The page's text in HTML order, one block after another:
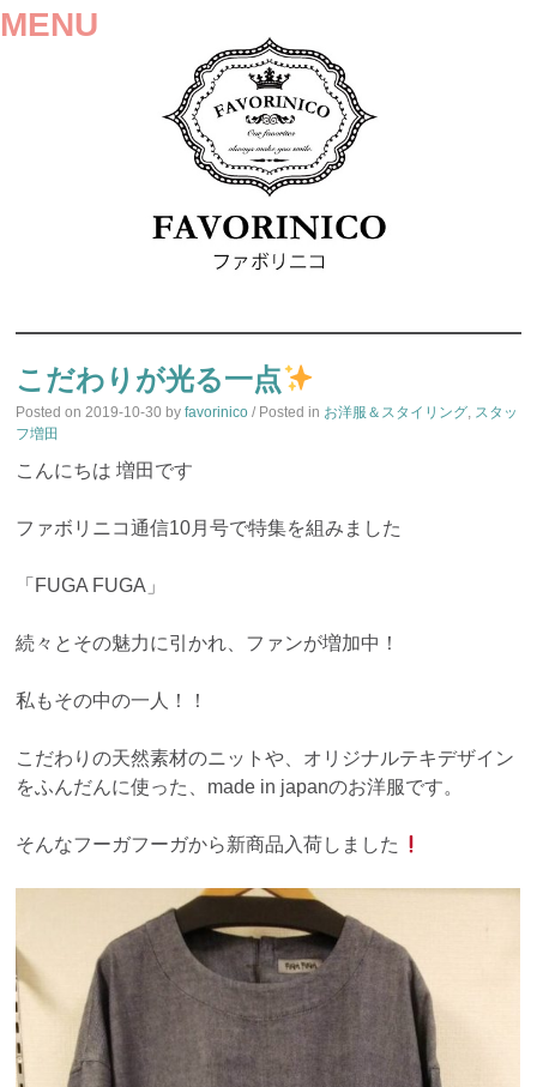
MENU
TO
CONTENT
こだわりが光る一点
Posted on2019-10-30 byfavorinico / Posted in お洋服＆スタイリング, スタッ
フ増田
こんにちは 増田です
ファボリニコ通信10月号で特集を組みました
「FUGA FUGA」
続々とその魅力に引かれ、ファンが増加中！
私もその中の一人！！
こだわりの天然素材のニットや、オリジナルテキデザイン
をふんだんに使った、made in japanのお洋服です。
そんなフーガフーガから新商品入荷しました